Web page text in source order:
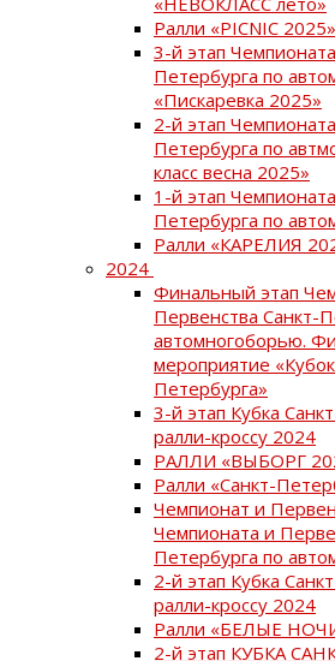
Ралли «PICNIC 2025»
3-й этап
Петербурга по
«Пискаревка 2025»
2-й этап
Петербурга по
класс весна 2025»
1-й этап
Петербурга по
Ралли «КАРЕЛИЯ
2024
Финальный этап
Первенства Санкт-
автомногоборью.
мероприятие
Петербурга»
3-й этап Кубка
ралли-кроссу 2024
РАЛЛИ «ВЫБОРГ
Ралли «Санкт-
Чемпионат и
Чемпионата и
Петербурга по
2-й этап Кубка
ралли-кроссу 2024
Ралли «БЕЛЫЕ
2-й этап КУБКА